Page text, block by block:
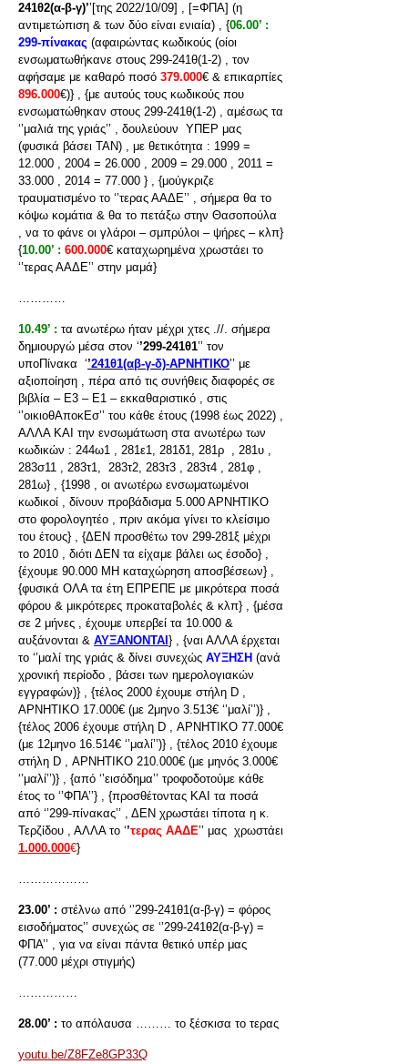
241θ2(α-β-γ)’’[της 2022/10/09] , [=ΦΠΑ] (η
αντιμετώπιση & των δύο είναι ενιαία) , {06.00’ :
299-πίνακας (αφαιρώντας κωδικούς (οίοι
ενσωματωθήκανε στους 299-241θ(1-2) , τον
αφήσαμε με καθαρό ποσό 379.000€ & επικαρπίες
896.000€)} , {με αυτούς τους κωδικούς που
ενσωματώθηκαν στους 299-241θ(1-2) , αμέσως τα
‘’μαλιά της γριάς’’ , δουλεύουν ΥΠΕΡ μας
(φυσικά βάσει ΤΑΝ) , με θετικότητα : 1999 =
12.000 , 2004 = 26.000 , 2009 = 29.000 , 2011 =
33.000 , 2014 = 77.000 } , {μούγκριζε
τραυματισμένο το ‘’τερας ΑΑΔΕ’’ , σήμερα θα το
κόψω κομάτια & θα το πετάξω στην Θασοπούλα
, να το φάνε οι γλάροι – σμπρύλοι – ψήρες – κλπ}
{10.00’ : 600.000€ καταχωρημένα χρωστάει το
‘’τερας ΑΑΔΕ’’ στην μαμά}
…………
10.49’ : τα ανωτέρω ήταν μέχρι χτες .//. σήμερα
δημιουργώ μέσα στον ‘’299-241θ1’’ τον
υποΠίνακα ‘’241θ1(αβ-γ-δ)-ΑΡΝΗΤΙΚΟ’’ με
αξιοποίηση , πέρα από τις συνήθεις διαφορές σε
βιβλία – Ε3 – Ε1 – εκκαθαριστικό , στις
‘’οικιοθΑποκΕσ’’ του κάθε έτους (1998 έως 2022) ,
ΑΛΛΑ ΚΑΙ την ενσωμάτωση στα ανωτέρω των
κωδικών : 244ω1 , 281ε1, 281δ1, 281ρ , 281υ ,
283σ11 , 283τ1, 283τ2, 283τ3 , 283τ4 , 281φ ,
281ω} , {1998 , οι ανωτέρω ενσωματωμένοι
κωδικοί , δίνουν προβάδισμα 5.000 ΑΡΝΗΤΙΚΟ
στο φορολογητέο , πριν ακόμα γίνει το κλείσιμο
του έτους} , {ΔΕΝ προσθέτω τον 299-281ξ μέχρι
το 2010 , διότι ΔΕΝ τα είχαμε βάλει ως έσοδο} ,
{έχουμε 90.000 ΜΗ καταχώρηση αποσβέσεων} ,
{φυσικά ΟΛΑ τα έτη ΕΠΡΕΠΕ με μικρότερα ποσά
φόρου & μικρότερες προκαταβολές & κλπ} , {μέσα
σε 2 μήνες , έχουμε υπερβεί τα 10.000 &
αυξάνονται & ΑΥΞΑΝΟΝΤΑΙ } , {ναι ΑΛΛΑ έρχεται
το ‘’μαλί της γριάς & δίνει συνεχώς ΑΥΞΗΣΗ (ανά
χρονική περίοδο , βάσει των ημερολογιακών
εγγραφών)} , {τέλος 2000 έχουμε στήλη D ,
ΑΡΝΗΤΙΚΟ 17.000€ (με 2μηνο 3.513€ ‘’μαλί’’)} ,
{τέλος 2006 έχουμε στήλη D , ΑΡΝΗΤΙΚΟ 77.000€
(με 12μηνο 16.514€ ‘’μαλί’’)} , {τέλος 2010 έχουμε
στήλη D , ΑΡΝΗΤΙΚΟ 210.000€ (με μηνός 3.000€
‘’μαλί’’)} , {από ‘’εισόδημα’’ τροφοδοτούμε κάθε
έτος το ‘’ΦΠΑ’’} , {προσθέτοντας ΚΑΙ τα ποσά
από ‘’299-πίνακας’’ , ΔΕΝ χρωστάει τίποτα η κ.
Τερζίδου , ΑΛΛΑ το ‘’τερας ΑΑΔΕ’’ μας χρωστάει
1.000.000€}
………………
23.00’ : στέλνω από ‘’299-241θ1(α-β-γ) = φόρος
εισοδήματος’’ συνεχώς σε ‘’299-241θ2(α-β-γ) =
ΦΠΑ’’ , για να είναι πάντα θετικό υπέρ μας
(77.000 μέχρι στιγμής)
……………
28.00’ : το απόλαυσα ……… το ξέσκισα το τερας
youtu.be/Z8FZe8GP33Q